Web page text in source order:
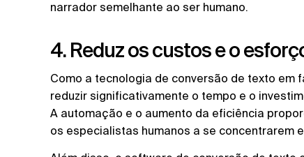
narrador semelhante ao ser humano.
4. Reduz os custos e o
Como a tecnologia de conversão de texto em
reduzir significativamente o tempo e o
A automação e o aumento da eficiência
os especialistas humanos a se concentrarem